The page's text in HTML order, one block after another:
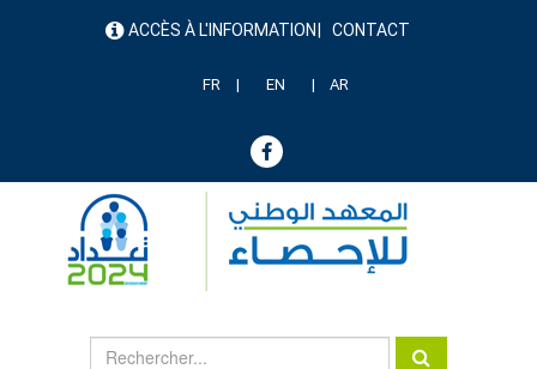
menu ACCÈS À L'INFORMATION CONTACT
FR EN AR